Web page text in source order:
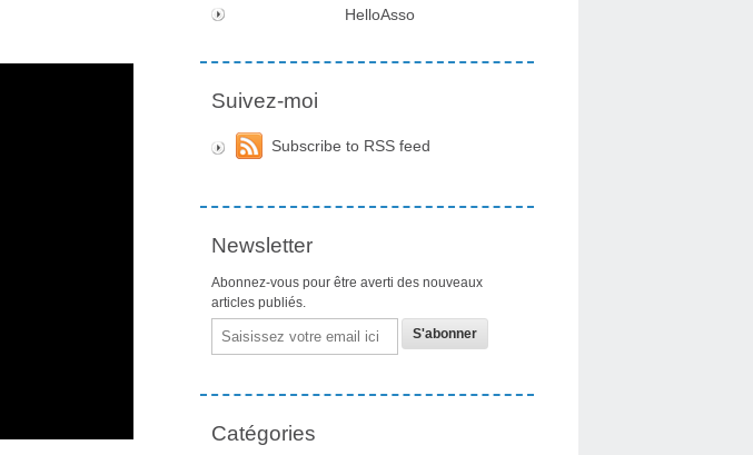
HelloAsso
Suivez-moi
Subscribe to RSS feed
Newsletter
Abonnez-vous pour être averti des nouveaux
articles publiés.
Email
Catégories